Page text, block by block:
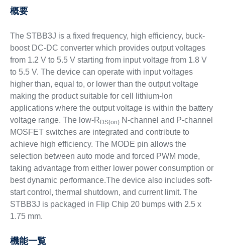
概要
The STBB3J is a fixed frequency, high efficiency, buck-
boost DC-DC converter which provides output voltages
from 1.2 V to 5.5 V starting from input voltage from 1.8 V
to 5.5 V. The device can operate with input voltages
higher than, equal to, or lower than the output voltage
making the product suitable for cell lithium-Ion
applications where the output voltage is within the battery
voltage range. The low-R DS(on)N-channel and P-channel
MOSFET switches are integrated and contribute to
achieve high efficiency. The MODE pin allows the
selection between auto mode and forced PWM mode,
taking advantage from either lower power consumption or
best dynamic performance.The device also includes soft-
start control, thermal shutdown, and current limit. The
STBB3J is packaged in Flip Chip 20 bumps with 2.5 x
1.75 mm.
機能一覧